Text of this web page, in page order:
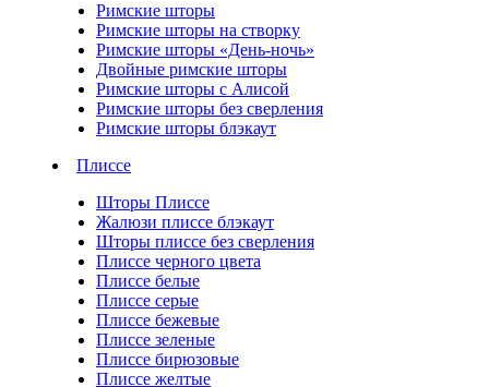
Римские шторы
Римские шторы на створку
Римские шторы «День-ночь»
Двойные римские шторы
Римские шторы с Алисой
Римские шторы без сверления
Римские шторы блэкаут
Плиссе
Шторы Плиссе
Жалюзи плиссе блэкаут
Шторы плиссе без сверления
Плиссе черного цвета
Плиссе белые
Плиссе серые
Плиссе бежевые
Плиссе зеленые
Плиссе бирюзовые
Плиссе желтые